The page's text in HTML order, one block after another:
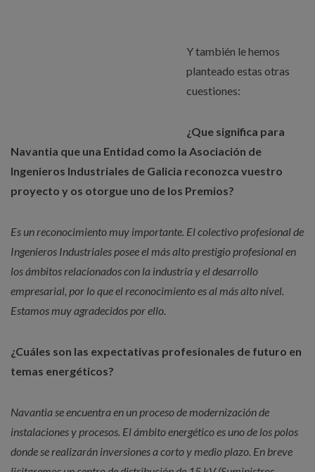
Y también le hemos
planteado estas otras
cuestiones:
¿Que significa para
Navantia que una Entidad como la Asociación de
Ingenieros Industriales de Galicia reconozca vuestro
proyecto y os otorgue uno de los Premios?
Es un reconocimiento muy importante. El colectivo profesional de
Ingenieros Industriales posee el más alto prestigio profesional en
los ámbitos relacionados con la industria y el desarrollo
empresarial, por lo que el reconocimiento es al más alto nivel.
Estamos muy agradecidos por ello.
¿Cuáles son las expectativas profesionales de futuro en
temas energéticos?
Navantia se encuentra en un proceso de modernización de
instalaciones y procesos. El ámbito energético es uno de los polos
donde se realizarán inversiones a corto y medio plazo. En breve